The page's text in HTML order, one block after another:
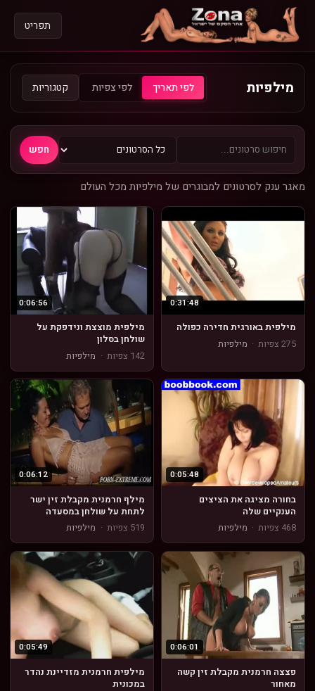
תפריט
מילפיות לפי תאריך לפי צפיות קטגוריות
חפש
מאגר ענק לסרטונים למבוגרים של מילפיות מכל העולם
0:31:48
מילפית באורגית חדירה כפולה
275 צפיות
· מילפיות
0:06:56
מילפית מוצצת ונידפקת על
שולחן בסלון
142 צפיות
· מילפיות
0:05:48
בחורה מציגה את הציצים
הענקיים שלה
468 צפיות
· מילפיות
0:06:12
מילף חרמנית מקבלת זין ישר
לתחת על שולחן במסעדה
519 צפיות
· מילפיות
0:06:01
פצצה חרמנית מקבלת זין קשה
מאחור
0:05:49
מילפית חרמנית מזדיינת נהדר
במכונית